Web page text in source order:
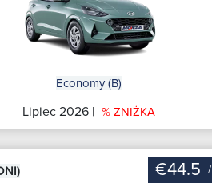
Economy (B)
Lipiec 2026 | -% ZNIŻKA
€44.5